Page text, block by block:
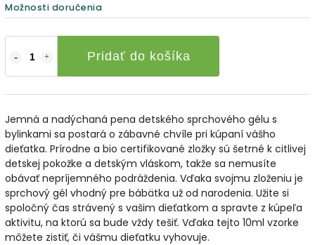
Možnosti doručenia
Pridať do košíka
Jemná a nadýchaná pena detského sprchového gélu s
bylinkami sa postará o zábavné chvíle pri kúpaní vášho
dieťatka. Prírodne a bio certifikované zložky sú šetrné k citlivej
detskej pokožke a detským vláskom, takže sa nemusíte
obávať nepríjemného podráždenia. Vďaka svojmu zloženiu je
sprchový gél vhodný pre bábätka už od narodenia. Užite si
spoločný čas strávený s vašim dieťatkom a spravte z kúpeľa
aktivitu, na ktorú sa bude vždy tešiť. Vďaka tejto 10ml vzorke
môžete zistiť, či vášmu dieťatku vyhovuje.